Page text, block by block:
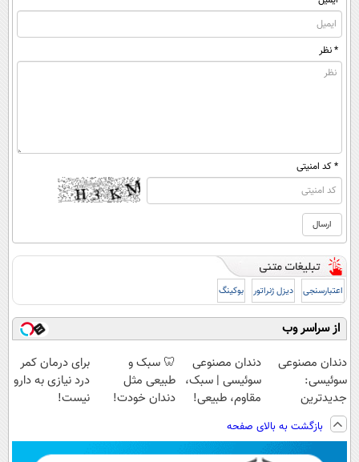
* نظر
* کد امنیتی
اعتبارسنجی دیزل ژنراتور بوکینگ
از سراسر وب
دندان مصنوعی
سوئیسی:
جدیدترین
فناوری اروپا،
سبک و مقاوم |
پرداخت قسطی
دندان مصنوعی
سوئیسی | سبک،
مقاوم، طبیعی!
رایگان+پرداخت
اقساطی😍
🦷 سبک و
طبیعی مثل
دندان خودت!
💳 📍 تهران
برای درمان کمر
درد نیازی به دارو
نیست!
بازگشت به بالای صفحه